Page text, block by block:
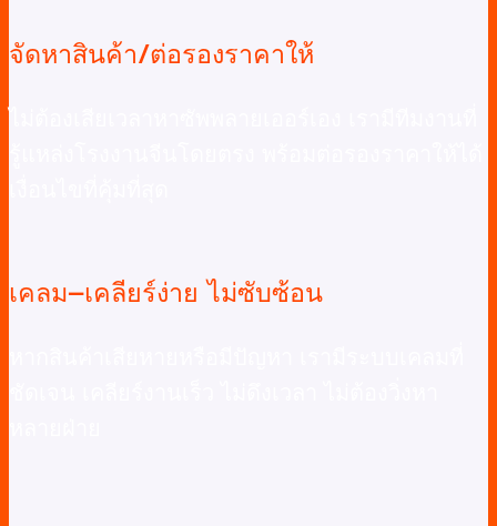
จัดหาสินค้า/ต่อรองราคาให้
เคลม–เคลียร์ง่าย ไม่ซับซ้อน